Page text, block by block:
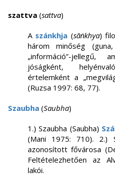
szattva (sattva)
A szánkhja (sāṅkhya)
három minőség (guna,
„információ”-jellegű,
jóságként,
értelemként a
(Ruzsa 1997: 68, 77).
Szaubha (Saubha)
1.) Szaubha (Saubha)
(Mani 1975: 710). 2.)
azonosított fővárosa
Feltételezhetően az
lakói.